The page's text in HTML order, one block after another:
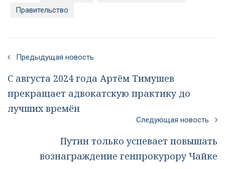
Правительство
Предыдущая новость
С августа 2024 года Артём Тимушев
прекращает адвокатскую практику до
лучших времён
Следующая новость
Путин только успевает повышать
вознаграждение генпрокурору Чайке